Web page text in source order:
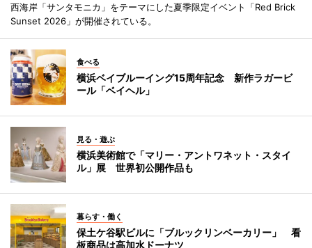
西海岸「サンタモニカ」をテーマにした夏季限定イベント「Red Brick
Sunset 2026」が開催されている。
食べる
横浜ベイブルーイング15周年記念 新作ラガービ
ール「ベイヘル」
見る・遊ぶ
横浜美術館で「マリー・アントワネット・スタイ
ル」展 世界初公開作品も
暮らす・働く
保土ケ谷駅ビルに「ブルックリンベーカリー」 看
板商品は高加水ドーナツ